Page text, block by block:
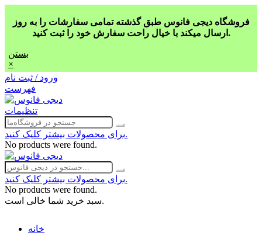
فروشگاه دیجی فانوس طبق گذشته تمامی سفارشات را به روز
ارسال میکند با خیال راحت سفارش خود را ثبت کنید.
بستن
×
ورود / ثبت نام
فهرست
تنظیمات
برای محصولات بیشتر کلیک کنید.
No products were found.
برای محصولات بیشتر کلیک کنید.
No products were found.
سبد خرید شما خالی است.
خانه